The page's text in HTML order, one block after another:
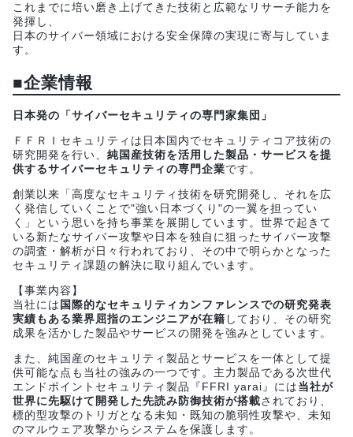
これまでに培い磨き上げてきた技術と広範なリサーチ能力を
発揮し、
日本のサイバー領域における安全保障の実現に寄与していま
す。
■企業情報
日本発の「サイバーセキュリティの専門家集団」
ＦＦＲＩセキュリティは日本国内でセキュリティコア技術の
研究開発を行い、 純国産技術を活用した製品・サービスを提
供するサイバーセキュリティの専門企業です。
創業以来「高度なセキュリティ技術を研究開発し、それを広
く発信していくことで"強い日本づくり"の一翼を担ってい
く」という思いを持ち事業を展開しています。世界で起きて
いる新たなサイバー攻撃や日本を独自に狙ったサイバー攻撃
の調査・解析が日々行われており、その中で明らかとなった
セキュリティ課題の解決に取り組んでいます。
【事業内容】
当社には 国際的なセキュリティカンファレンスでの研究発表
実績もある業界屈指のエンジニアが在籍 しており、その研究
成果を活かした製品やサービスの開発を強みとしています。
また、純国産のセキュリティ製品とサービスを一体として提
供可能な点も当社の強みの一つです。主力製品である次世代
エンドポイントセキュリティ製品『FFRI yarai』には当社が
世界に先駆けて開発した先読み防御技術が搭載されており、
標的型攻撃のトリガとなる未知・既知の脆弱性攻撃や、未知
のマルウェア攻撃からシステムを保護します。